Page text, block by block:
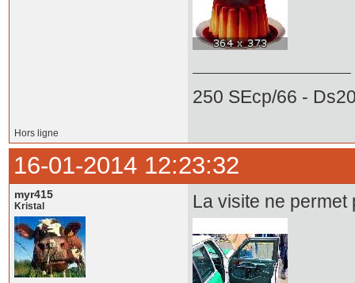
250 SEcp/66 -
Hors ligne
16-01-2014 12:23:32
myr415
Kristal La visite ne